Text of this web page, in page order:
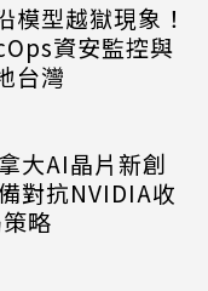
模型越獄現象！
資安監控與
台灣
大AI晶片新創
對抗NVIDIA收
略